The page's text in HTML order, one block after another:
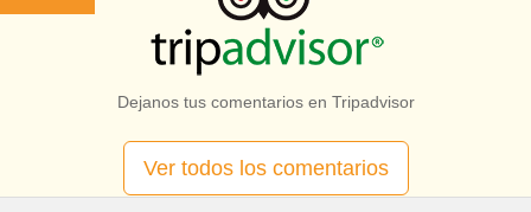
Dejanos tus comentarios en Tripadvisor
Ver todos los comentarios